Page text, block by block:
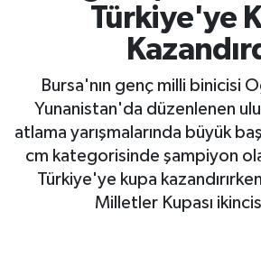
Türkiye'ye
Bursa'nın genç milli binicisi
Yunanistan'da düzenlenen
atlama yarışmalarında büyük
cm kategorisinde şampiyon
Türkiye'ye kupa
Milletler Kupası
Yaşam